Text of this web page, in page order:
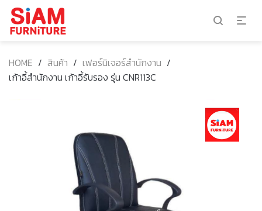
HOME / สินค้า / เฟอร์นิเจอร์สำนักงาน /
เก้าอี้สำนักงาน เก้าอี้รับรอง รุ่น CNR113C